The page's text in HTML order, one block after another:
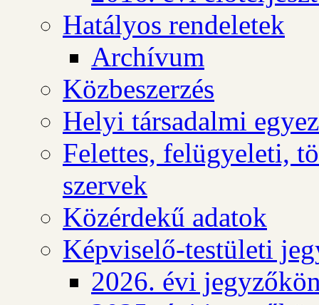
Hatályos rendeletek
Archívum
Közbeszerzés
Helyi társadalmi
Felettes, felügyeleti,
szervek
Közérdekű adatok
Képviselő-testületi
2026. évi